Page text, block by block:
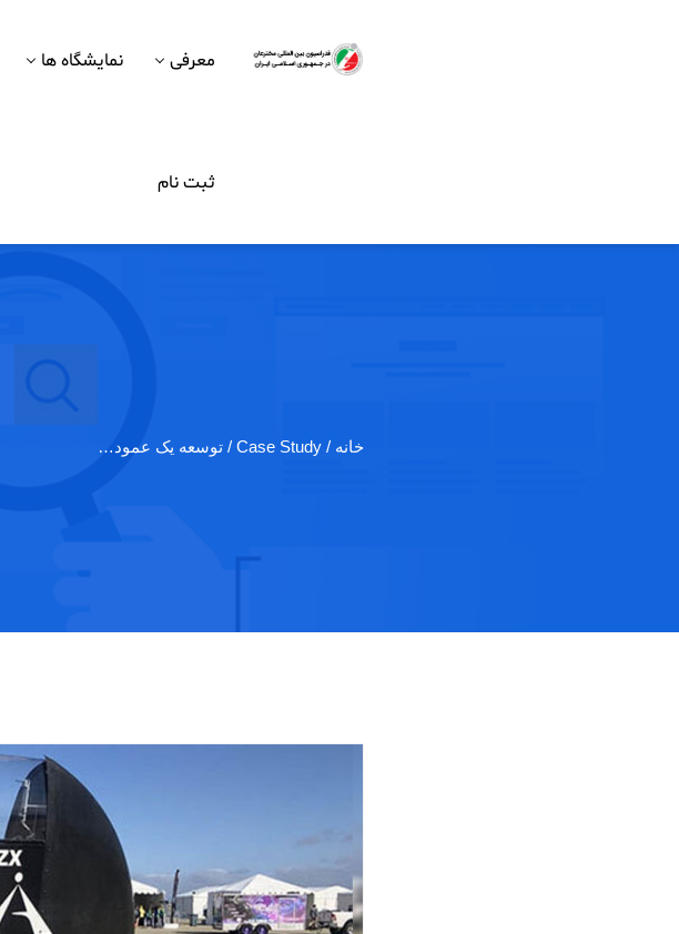
معرفی نمایشگاه ها
ثبت نام
خانه / Case Study / توسعه یک عمود…